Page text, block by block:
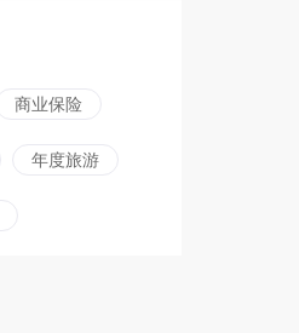
商业保险
年度旅游